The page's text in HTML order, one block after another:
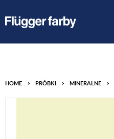
HOME > PRÓBKI > MINERALNE >